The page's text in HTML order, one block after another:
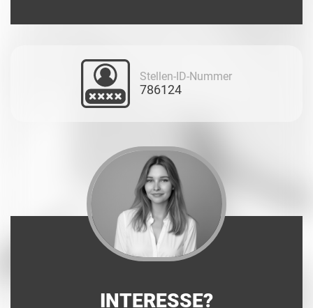
Stellen-ID-Nummer
786124
INTERESSE?